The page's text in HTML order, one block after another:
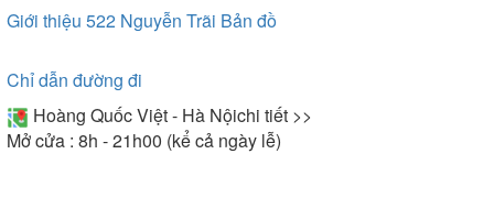
Giới thiệu 522 Nguyễn Trãi Bản đồ
Chỉ dẫn đường đi
Hoàng Quốc Việt - Hà Nộichi tiết >>
Mở cửa : 8h - 21h00 (kể cả ngày lễ)